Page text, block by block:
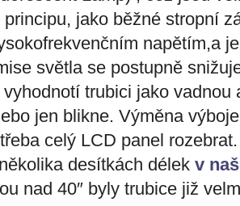
jako běžné stropní
napětím,a
světla se postupně
trubici jako vadnou
jen blikne. Výměna
celý LCD panel
desítkách délek v
nad 40″ byly trubice již